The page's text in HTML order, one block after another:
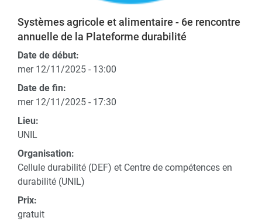
Systèmes agricole et alimentaire - 6e rencontre
annuelle de la Plateforme durabilité
Date de début:
mer 12/11/2025 - 13:00
Date de fin:
mer 12/11/2025 - 17:30
Lieu:
UNIL
Organisation:
Cellule durabilité (DEF) et Centre de compétences en
durabilité (UNIL)
Prix:
gratuit